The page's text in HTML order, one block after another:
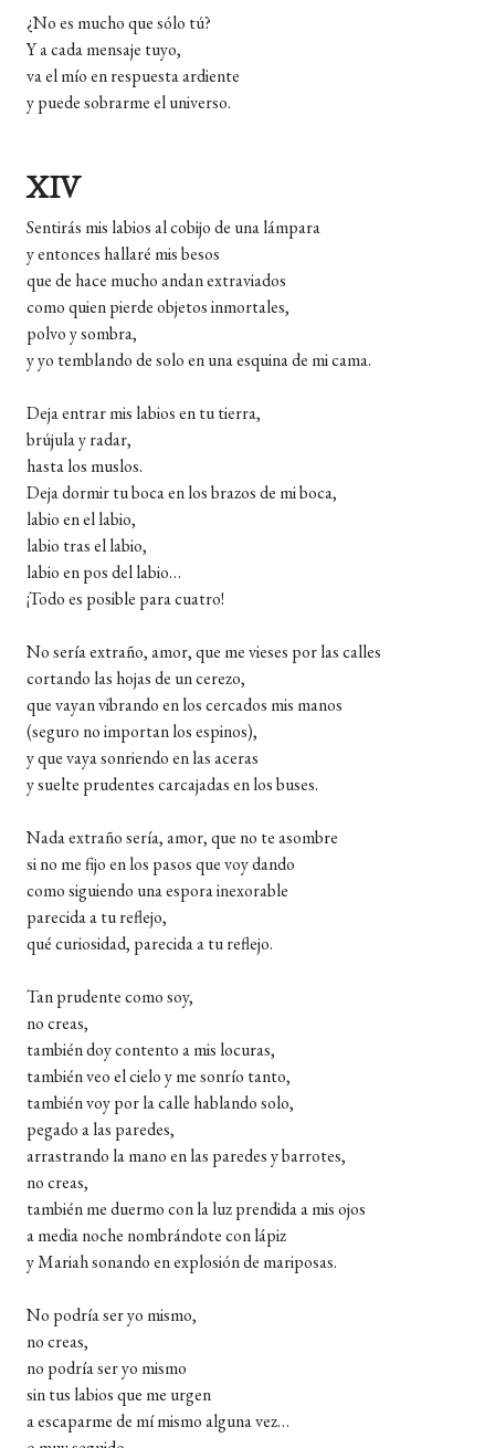
¿No es mucho que sólo tú?
Y a cada mensaje tuyo,
va el mío en respuesta ardiente
y puede sobrarme el universo.
XIV
Sentirás mis labios al cobijo de una lámpara
y entonces hallaré mis besos
que de hace mucho andan extraviados
como quien pierde objetos inmortales,
polvo y sombra,
y yo temblando de solo en una esquina de mi cama.
Deja entrar mis labios en tu tierra,
brújula y radar,
hasta los muslos.
Deja dormir tu boca en los brazos de mi boca,
labio en el labio,
labio tras el labio,
labio en pos del labio…
¡Todo es posible para cuatro!
No sería extraño, amor, que me vieses por las calles
cortando las hojas de un cerezo,
que vayan vibrando en los cercados mis manos
(seguro no importan los espinos),
y que vaya sonriendo en las aceras
y suelte prudentes carcajadas en los buses.
Nada extraño sería, amor, que no te asombre
si no me fijo en los pasos que voy dando
como siguiendo una espora inexorable
parecida a tu reflejo,
qué curiosidad, parecida a tu reflejo.
Tan prudente como soy,
no creas,
también doy contento a mis locuras,
también veo el cielo y me sonrío tanto,
también voy por la calle hablando solo,
pegado a las paredes,
arrastrando la mano en las paredes y barrotes,
no creas,
también me duermo con la luz prendida a mis ojos
a media noche nombrándote con lápiz
y Mariah sonando en explosión de mariposas.
No podría ser yo mismo,
no creas,
no podría ser yo mismo
sin tus labios que me urgen
a escaparme de mí mismo alguna vez…